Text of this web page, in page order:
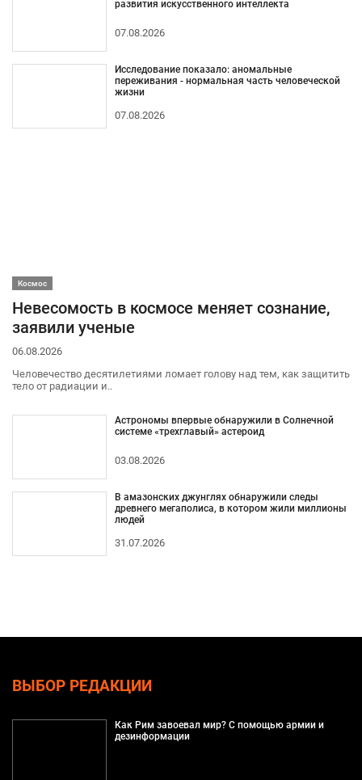
развития искусственного интеллекта
07.08.2026
Исследование показало: аномальные
переживания - нормальная часть человеческой
жизни
07.08.2026
Космос
Невесомость в космосе меняет сознание,
заявили ученые
06.08.2026
Человечество десятилетиями ломает голову над тем, как защитить
тело от радиации и..
Астрономы впервые обнаружили в Солнечной
системе «трехглавый» астероид
03.08.2026
В амазонских джунглях обнаружили следы
древнего мегаполиса, в котором жили миллионы
людей
31.07.2026
ВЫБОР РЕДАКЦИИ
Как Рим завоевал мир? С помощью армии и
дезинформации